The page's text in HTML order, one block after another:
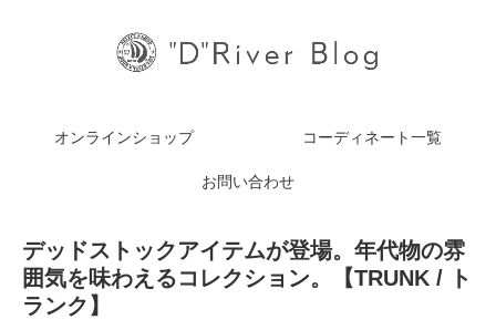
オンラインショップ コーディネート一覧
お問い合わせ
デッドストックアイテムが登場。年代物の雰
囲気を味わえるコレクション。【TRUNK / ト
ランク】